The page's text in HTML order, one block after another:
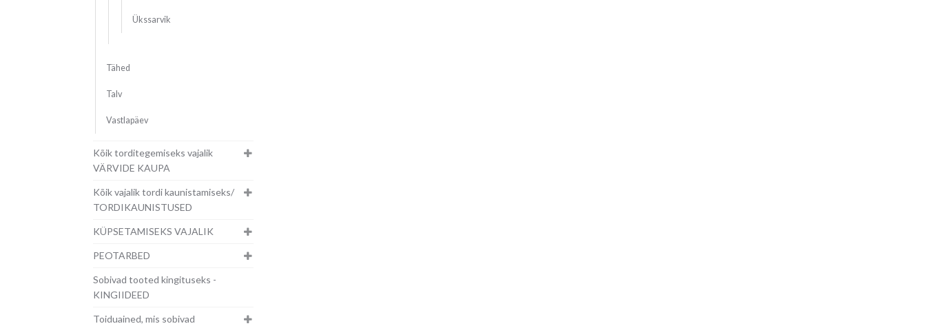
Ükssarvik
Tähed
Talv
Vastlapäev
Kõik torditegemiseks vajalik
VÄRVIDE KAUPA
Kõik vajalik tordi kaunistamiseks/
TORDIKAUNISTUSED
KÜPSETAMISEKS VAJALIK
PEOTARBED
Sobivad tooted kingituseks -
KINGIIDEED
Toiduained, mis sobivad